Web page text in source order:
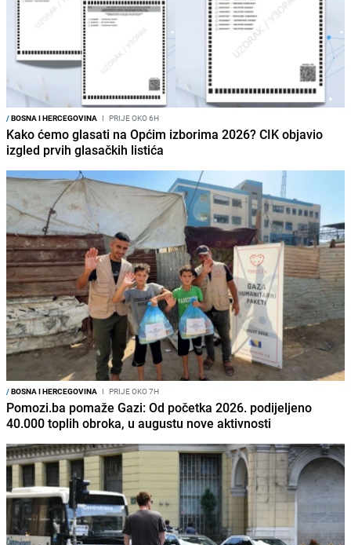
/BOSNA I HERCEGOVINA I PRIJE OKO 6H
Kako ćemo glasati na Općim izborima 2026? CIK objavio
izgled prvih glasačkih listića
/BOSNA I HERCEGOVINA I PRIJE OKO 7H
Pomozi.ba pomaže Gazi: Od početka 2026. podijeljeno
40.000 toplih obroka, u augustu nove aktivnosti